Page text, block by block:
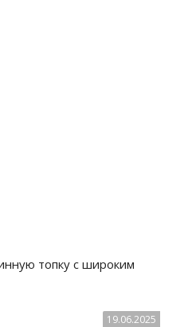
19.06.2025
топку с широким